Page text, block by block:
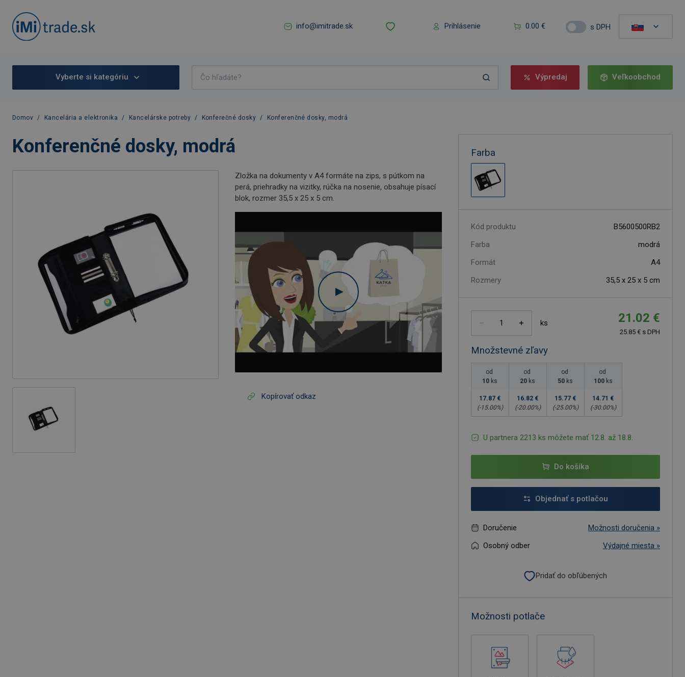
info@imitrade.sk Prihlásenie 0.00 € s DPH
Vyberte si kategóriu Výpredaj Veľkoobchod
Domov / Kancelária a elektronika / Kancelárske potreby / Konferečné dosky / Konferenčné dosky, modrá
Konferenčné dosky, modrá
Zložka na dokumenty v A4 formáte na zips, s pútkom na
perá, priehradky na vizitky, rúčka na nosenie, obsahuje písací
blok, rozmer 35,5 x 25 x 5 cm.
Kopírovať odkaz
Farba
Kód produktu
B5600500RB2
Farba
modrá
Formát
A4
Rozmery
35,5 x 25 x 5 cm
ks 21.02 €
25.85 € s DPH
Množstevné zľavy
od
10 ks
17.87 €
(-15.00%)
od
20 ks
16.82 €
(-20.00%)
od
50 ks
15.77 €
(-25.00%)
od
100 ks
14.71 €
(-30.00%)
U partnera 2213 ks môžete mať 12.8. až 18.8.
Do košíka
Objednať s potlačou
Doručenie
Možnosti doručenia »
Osobný odber
Výdajné miesta »
Pridať do obľúbených
Možnosti potlače